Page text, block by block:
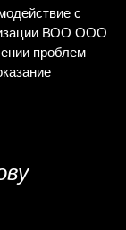
с
ВОО ООО
проблем